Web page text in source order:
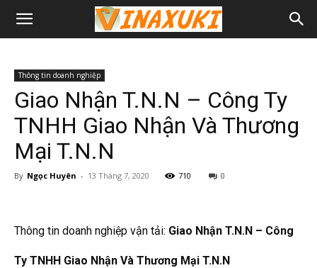
Thông tin doanh nghiệp
Giao Nhận T.N.N – Công Ty
TNHH Giao Nhận Và Thương
Mại T.N.N
By Ngọc Huyên - 13 Tháng 7, 2020 710 0
Thông tin doanh nghiệp vận tải: Giao Nhận T.N.N – Công
Ty TNHH Giao Nhận Và Thương Mại T.N.N